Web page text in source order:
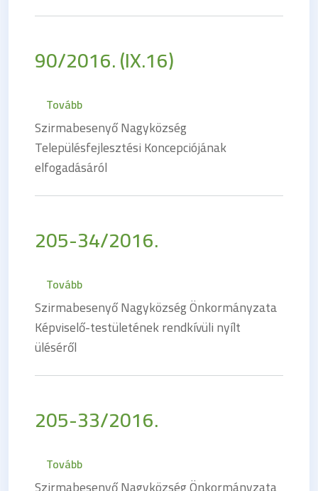
90/2016. (IX.16)
Tovább(90/2016. (IX.16))
Szirmabesenyő Nagyközség
Településfejlesztési Koncepciójának
elfogadásáról
205-34/2016.
Tovább(205-34/2016.)
Szirmabesenyő Nagyközség Önkormányzata
Képviselő-testületének rendkívüli nyílt
üléséről
205-33/2016.
Tovább(205-33/2016.)